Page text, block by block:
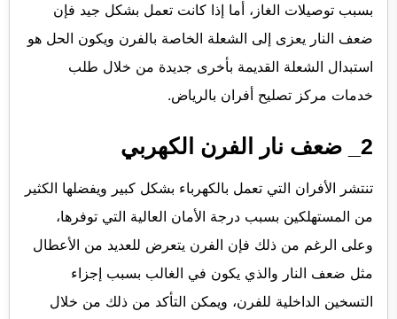
بسبب توصيلات الغاز، أما إذا كانت تعمل بشكل جيد فإن
ضعف النار يعزى إلى الشعلة الخاصة بالفرن ويكون الحل هو
استبدال الشعلة القديمة بأخرى جديدة من خلال طلب
خدمات مركز تصليح أفران بالرياض.
2_ ضعف نار الفرن الكهربي
تنتشر الأفران التي تعمل بالكهرباء بشكل كبير ويفضلها الكثير
من المستهلكين بسبب درجة الأمان العالية التي توفرها،
وعلى الرغم من ذلك فإن الفرن يتعرض للعديد من الأعطال
مثل ضعف النار والذي يكون في الغالب بسبب إجزاء
التسخين الداخلية للفرن، ويمكن التأكد من ذلك من خلال